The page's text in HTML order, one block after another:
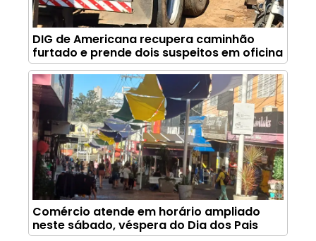
DIG de Americana recupera caminhão
furtado e prende dois suspeitos em oficina
Comércio atende em horário ampliado
neste sábado, véspera do Dia dos Pais